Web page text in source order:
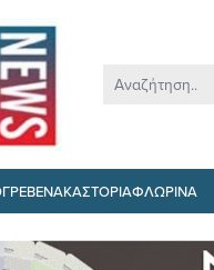
ΓΡΕΒΕΝΑΚΑΣΤΟΡΙΑΦΛΩΡΙΝΑ